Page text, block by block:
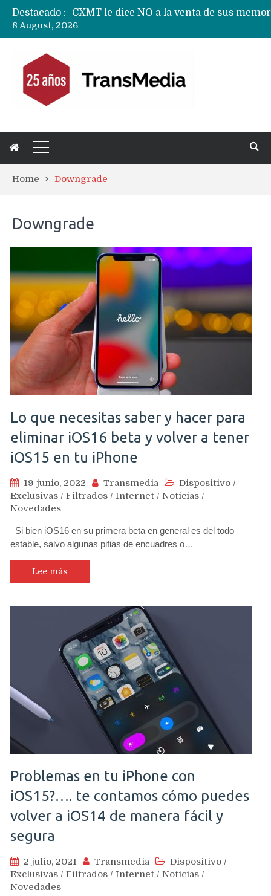
Destacado :
8 August, 2026
Home Downgrade
Downgrade
Lo que necesitas saber y hacer para
eliminar iOS16 beta y volver a tener
iOS15 en tu iPhone
19 junio, 2022 Transmedia Dispositivo /
Exclusivas / Filtrados / Internet / Noticias /
Novedades
Si bien iOS16 en su primera beta en general es del todo
estable, salvo algunas pifias de encuadres o…
Lee más
Problemas en tu iPhone con
iOS15?…. te contamos cómo puedes
volver a iOS14 de manera fácil y
segura
2 julio, 2021 Transmedia Dispositivo /
Exclusivas / Filtrados / Internet / Noticias /
Novedades